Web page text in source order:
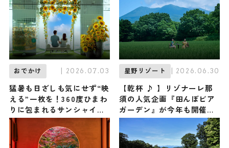
おでかけ | 2026.07.03
猛暑も日ざしも気にせず“映
える”一枚を！360度ひまわ
りに包まれるサンシャイン
60展望台「てんぼうパーク
の夏景色」7/9から開催 /
東京都
星野リゾート | 2026.06.30
【乾杯 ♪ 】リゾナーレ那
須の人気企画『田んぼビア
ガーデン』が今年も開催決
定！ 広大な田んぼの中でク
ラフトビールと自家製グル
メを楽しむ特別な体験を